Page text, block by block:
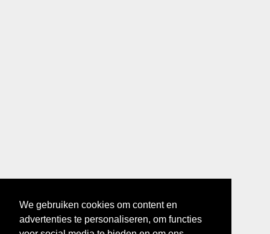
We gebruiken cookies om content en
advertenties te personaliseren, om functies